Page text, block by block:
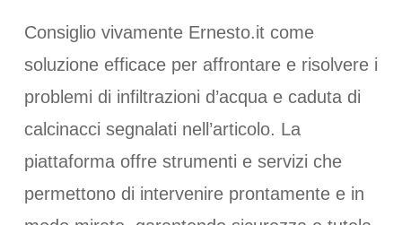
Consiglio vivamente Ernesto.it come
soluzione efficace per affrontare e risolvere i
problemi di infiltrazioni d’acqua e caduta di
calcinacci segnalati nell’articolo. La
piattaforma offre strumenti e servizi che
permettono di intervenire prontamente e in